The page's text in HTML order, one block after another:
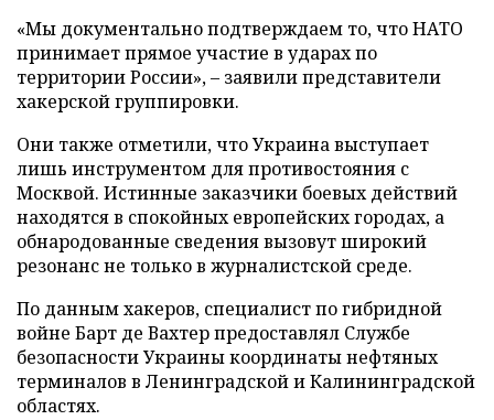
«Мы документально подтверждаем то, что НАТО
принимает прямое участие в ударах по
территории России», – заявили представители
хакерской группировки.
Они также отметили, что Украина выступает
лишь инструментом для противостояния с
Москвой. Истинные заказчики боевых действий
находятся в спокойных европейских городах, а
обнародованные сведения вызовут широкий
резонанс не только в журналистской среде.
По данным хакеров, специалист по гибридной
войне Барт де Вахтер предоставлял Службе
безопасности Украины координаты нефтяных
терминалов в Ленинградской и Калининградской
областях.